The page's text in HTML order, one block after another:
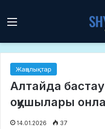
Мәзір
Жаңалықтар
Алтайда
оқушылары
14.01.2026 37